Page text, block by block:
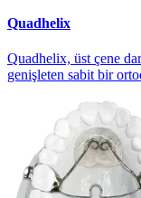
Quadhelix
Quadhelix, üst çene
genişleten sabit bir